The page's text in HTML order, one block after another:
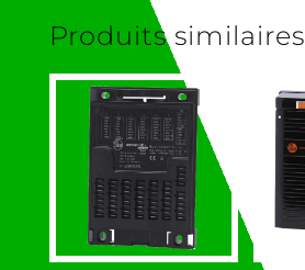
Produits similaires